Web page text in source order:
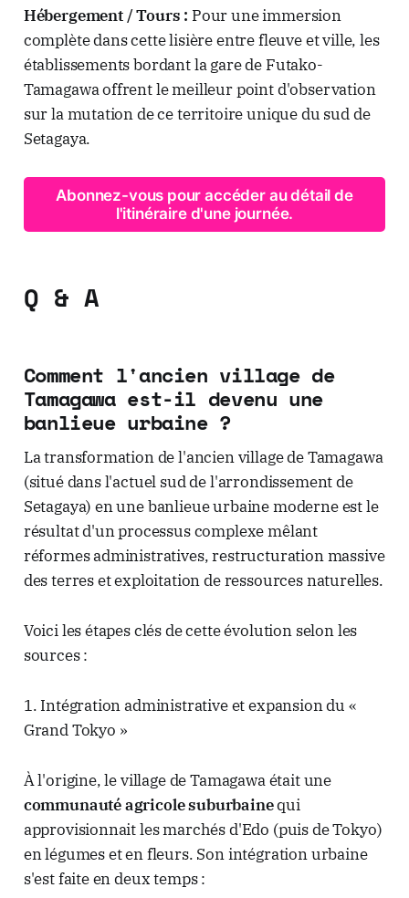
Hébergement / Tours : Pour une immersion
complète dans cette lisière entre fleuve et ville, les
établissements bordant la gare de Futako-
Tamagawa offrent le meilleur point d'observation
sur la mutation de ce territoire unique du sud de
Setagaya.
Abonnez-vous pour accéder au détail de
l'itinéraire d'une journée.
Q & A
Comment l'ancien village de
Tamagawa est-il devenu une
banlieue urbaine ?
La transformation de l'ancien village de Tamagawa
(situé dans l'actuel sud de l'arrondissement de
Setagaya) en une banlieue urbaine moderne est le
résultat d'un processus complexe mêlant
réformes administratives, restructuration massive
des terres et exploitation de ressources naturelles.
Voici les étapes clés de cette évolution selon les
sources :
1. Intégration administrative et expansion du «
Grand Tokyo »
À l'origine, le village de Tamagawa était une
communauté agricole suburbainequi
approvisionnait les marchés d'Edo (puis de Tokyo)
en légumes et en fleurs. Son intégration urbaine
s'est faite en deux temps :